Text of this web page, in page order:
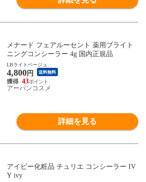
メナード フェアルーセント 薬用ブライト
ニングコンシーラー 4g 国内正規品
LBライトベージュ
4,800円 送料無料
43
アーバンコスメ
詳細を見る
アイビー化粧品 チュリエ コンシーラー IV
Y ivy